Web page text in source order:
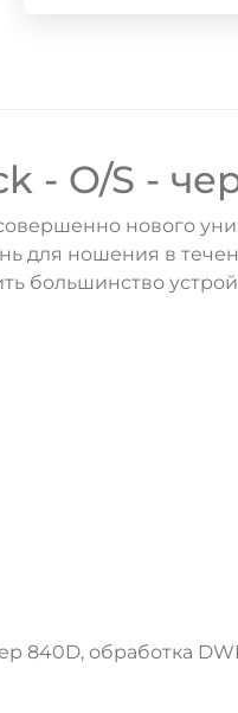
- O/S -
нового
для ношения в
большинство
840D, обработка